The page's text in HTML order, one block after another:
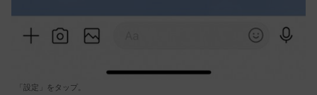
「設定」をタップ。